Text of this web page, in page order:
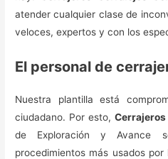
atender cualquier clase de
veloces, expertos y con los
El personal de
Nuestra plantilla está
ciudadano. Por esto,
de Exploración y Avance
procedimientos más usados